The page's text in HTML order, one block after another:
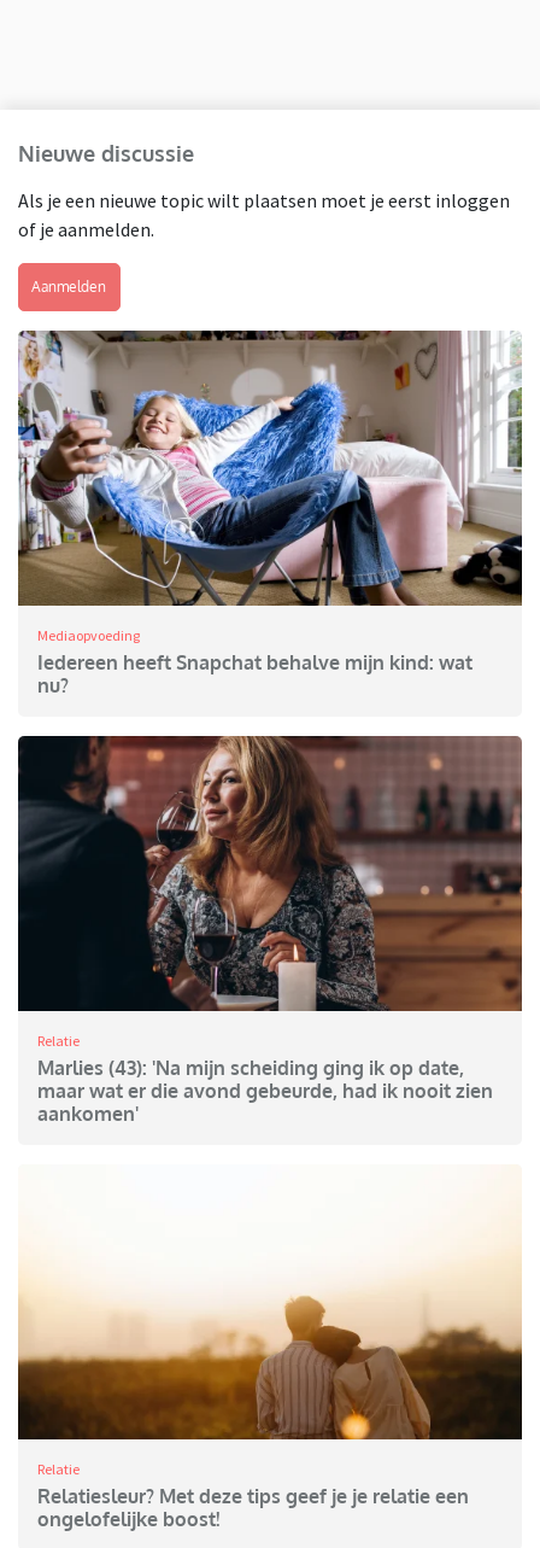
Nieuwe discussie
Als je een nieuwe topic wilt plaatsen moet je eerst inloggen
of je aanmelden.
Aanmelden
Mediaopvoeding
Iedereen heeft Snapchat behalve mijn kind: wat
nu?
Relatie
Marlies (43): 'Na mijn scheiding ging ik op date,
maar wat er die avond gebeurde, had ik nooit zien
aankomen'
Relatie
Relatiesleur? Met deze tips geef je je relatie een
ongelofelijke boost!